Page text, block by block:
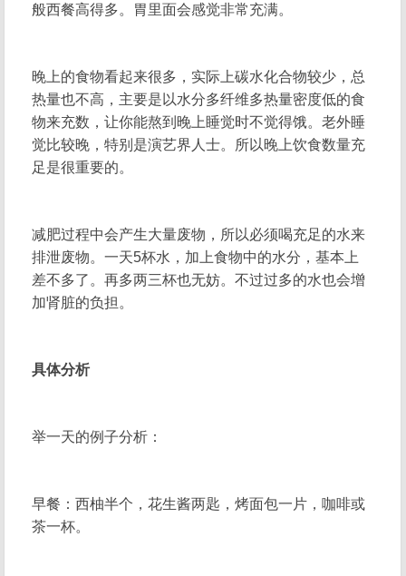
般西餐高得多。胃里面会感觉非常充满。
晚上的食物看起来很多，实际上碳水化合物较少，总
热量也不高，主要是以水分多纤维多热量密度低的食
物来充数，让你能熬到晚上睡觉时不觉得饿。老外睡
觉比较晚，特别是演艺界人士。所以晚上饮食数量充
足是很重要的。
减肥过程中会产生大量废物，所以必须喝充足的水来
排泄废物。一天5杯水，加上食物中的水分，基本上
差不多了。再多两三杯也无妨。不过过多的水也会增
加肾脏的负担。
具体分析
举一天的例子分析：
早餐：西柚半个，花生酱两匙，烤面包一片，咖啡或
茶一杯。